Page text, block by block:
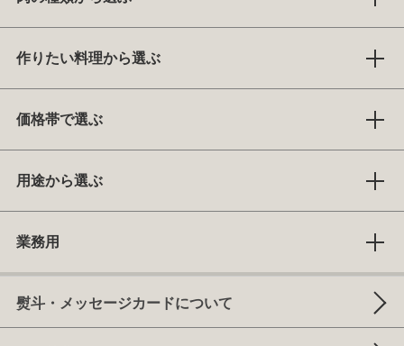
作りたい料理から選ぶ
価格帯で選ぶ
用途から選ぶ
業務用
熨斗・メッセージカードについて